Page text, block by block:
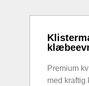
Premium
med